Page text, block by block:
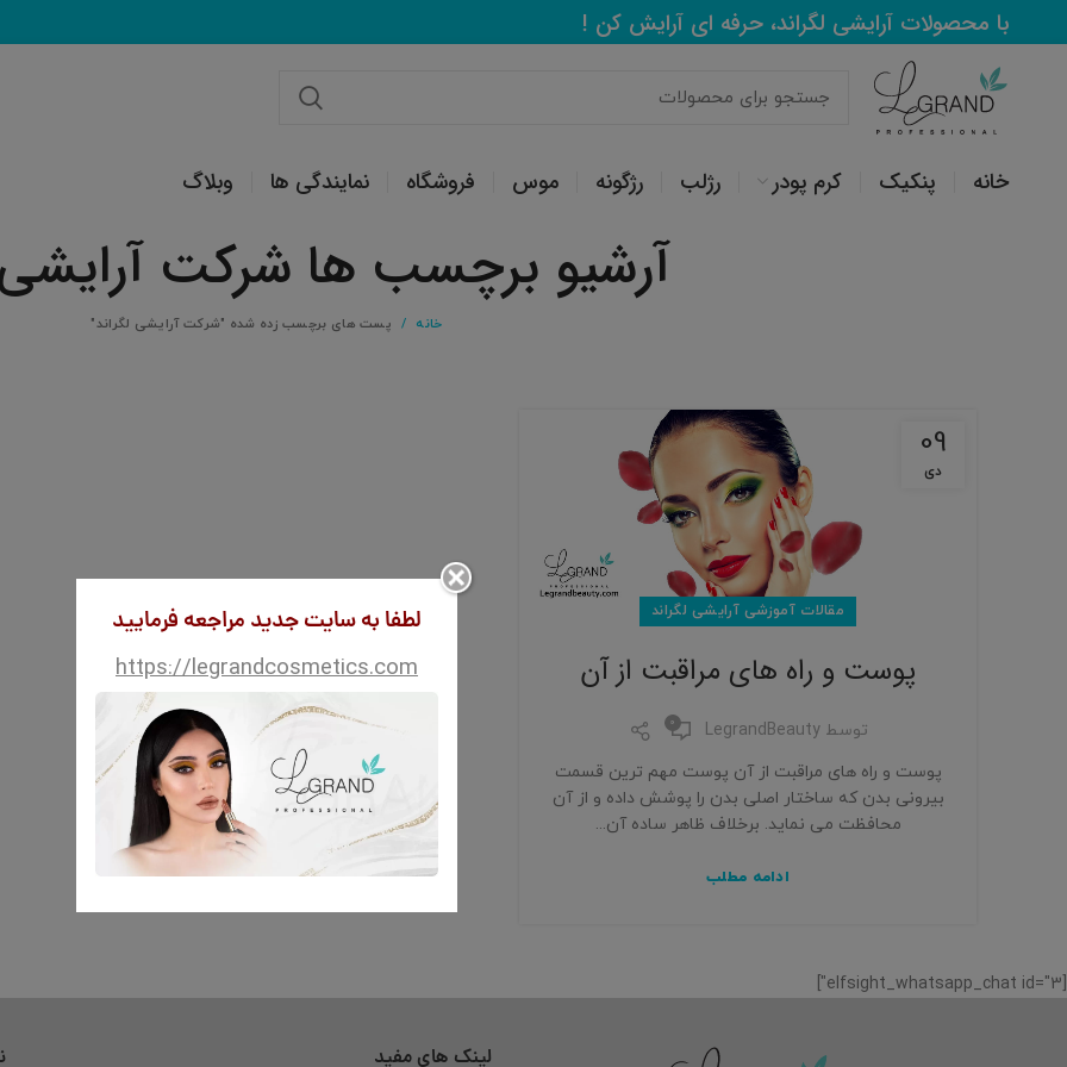
با محصولات آرایشی لگراند، حرفه ای آرایش کن !
خانه پنکیک کرم پودر رژلب رژگونه موس فروشگاه نمایندگی ها وبلاگ
آرشیو برچسب ها شرکت آرایشی
خانه پست های برچسب زده شده "شرکت آرایشی لگراند"
09
دی
مقالات آموزشی آرایشی لگراند
پوست و راه های مراقبت از آن
توسطLegrandBeauty
0
پوست و راه های مراقبت از آن پوست مهم ترین قسمت
بیرونی بدن که ساختار اصلی بدن را پوشش داده و از آن
محافظت می نماید. برخلاف ظاهر ساده آن...
ادامه مطلب
[elfsight_whatsapp_chat id="3"]
لینک های مفید
لطفا به سایت جدید مراجعه فرمایید
https://legrandcosmetics.com